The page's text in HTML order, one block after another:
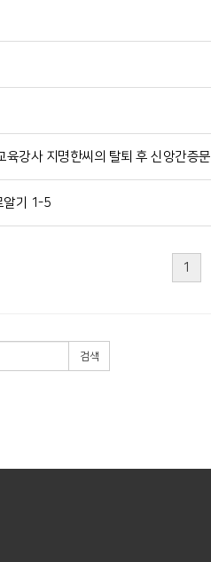
육강사 지명한씨의 탈퇴 후 신앙간증문
알기 1-5
1
검색